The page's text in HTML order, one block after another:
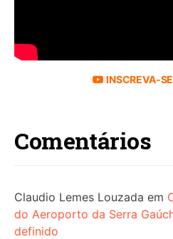
INSCREVA-
Comentários
Claudio Lemes Louzada em
do Aeroporto da Serra
definido